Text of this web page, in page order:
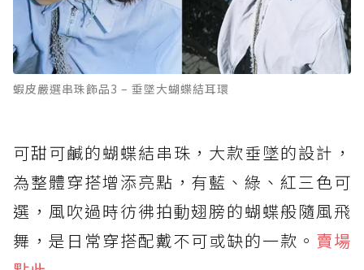
蝦皮嚴選串珠飾品3 – 垂墜大蝴蝶結耳環
可甜可鹹的蝴蝶結串珠，大款垂墜的設計，
為整體穿搭增添亮點，有藍、綠、紅三色可
選，風吹過時彷彿拍動翅膀的蝴蝶般隨風飛
舞，是日常穿搭配戴不可或缺的一款。 賣場